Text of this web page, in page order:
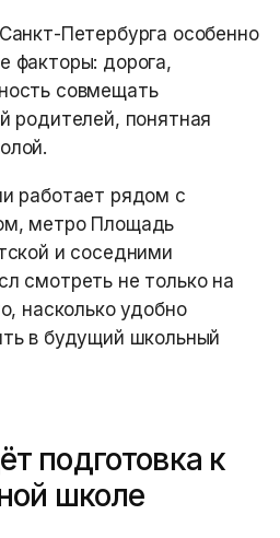
Петербурга особенно
факторы: дорога,
совмещать
родителей, понятная
работает рядом с
метро Площадь
и соседними
смотреть не только на
насколько удобно
в будущий школьный
подготовка к
школе